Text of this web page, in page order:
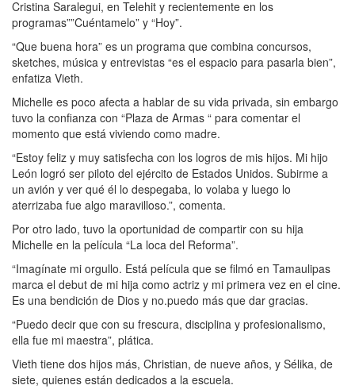
Cristina Saralegui, en Telehit y recientemente en los
programas””Cuéntamelo” y “Hoy”.
“Que buena hora” es un programa que combina concursos,
sketches, música y entrevistas “es el espacio para pasarla bien”,
enfatiza Vieth.
Michelle es poco afecta a hablar de su vida privada, sin embargo
tuvo la confianza con “Plaza de Armas “ para comentar el
momento que está viviendo como madre.
“Estoy feliz y muy satisfecha con los logros de mis hijos. Mi hijo
León logró ser piloto del ejército de Estados Unidos. Subirme a
un avión y ver qué él lo despegaba, lo volaba y luego lo
aterrizaba fue algo maravilloso.”, comenta.
Por otro lado, tuvo la oportunidad de compartir con su hija
Michelle en la película “La loca del Reforma”.
“Imagínate mi orgullo. Está película que se filmó en Tamaulipas
marca el debut de mi hija como actriz y mi primera vez en el cine.
Es una bendición de Dios y no.puedo más que dar gracias.
“Puedo decir que con su frescura, disciplina y profesionalismo,
ella fue mi maestra”, plática.
Vieth tiene dos hijos más, Christian, de nueve años, y Sélika, de
siete, quienes están dedicados a la escuela.